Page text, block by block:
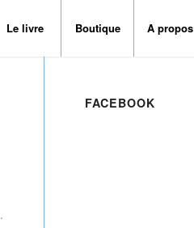
Le livre Boutique A propos
FACEBOOK